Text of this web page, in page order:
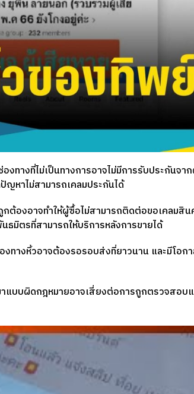
งทางที่ไม่เป็นทางการอาจไม่มีการรับประกันจ
ญหาไม่สามารถเคลมประกันได้
ต้องอาจทำให้ผู้ซื้อไม่สามารถติดต่อขอเคลมสิ
ธมิตรที่สามารถให้บริการหลังการขายได้
ทางหิ้วอาจต้องรอรอบส่งที่ยาวนาน และมีโอก
แบบผิดกฎหมายอาจเสี่ยงต่อการถูกตรวจสอบ